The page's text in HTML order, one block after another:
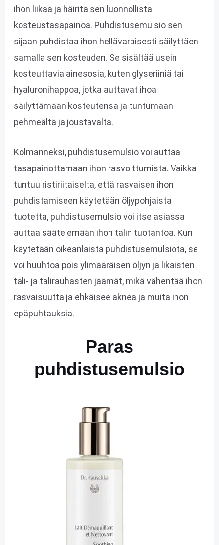
ihon liikaa ja häiritä sen luonnollista
kosteustasapainoa. Puhdistusemulsio sen
sijaan puhdistaa ihon hellävaraisesti säilyttäen
samalla sen kosteuden. Se sisältää usein
kosteuttavia ainesosia, kuten glyseriiniä tai
hyaluronihappoa, jotka auttavat ihoa
säilyttämään kosteutensa ja tuntumaan
pehmeältä ja joustavalta.
Kolmanneksi, puhdistusemulsio voi auttaa
tasapainottamaan ihon rasvoittumista. Vaikka
tuntuu ristiriitaiselta, että rasvaisen ihon
puhdistamiseen käytetään öljypohjaista
tuotetta, puhdistusemulsio voi itse asiassa
auttaa säätelemään ihon talin tuotantoa. Kun
käytetään oikeanlaista puhdistusemulsiota, se
voi huuhtoa pois ylimääräisen öljyn ja likaisten
tali- ja talirauhasten jäämät, mikä vähentää ihon
rasvaisuutta ja ehkäisee aknea ja muita ihon
epäpuhtauksia.
Paras
puhdistusemulsio